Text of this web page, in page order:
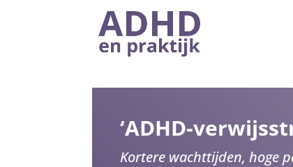
‘ADHD-
Kortere wachttijden, hoge